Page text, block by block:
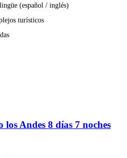
(español / inglés)
turísticos
Andes 8 días 7 noches